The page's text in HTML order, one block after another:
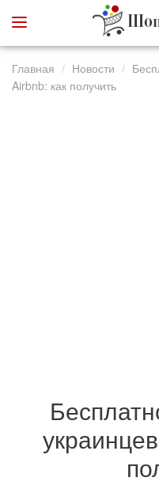
Главная Новости
Airbnb: как получить